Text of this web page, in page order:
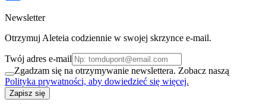
Newsletter
Otrzymuj Aleteia codziennie w swojej skrzynce e-mail.
Twój adres e-mail
Zgadzam się na otrzymywanie newslettera. Zobacz naszą
Polityka prywatności, aby dowiedzieć się więcej.
Zapisz się